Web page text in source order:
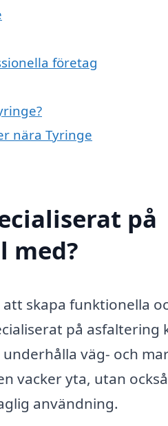
företag
nära Tyringe
på
med?
skapa funktionella
på asfaltering
väg- och
vacker yta, utan
användning.